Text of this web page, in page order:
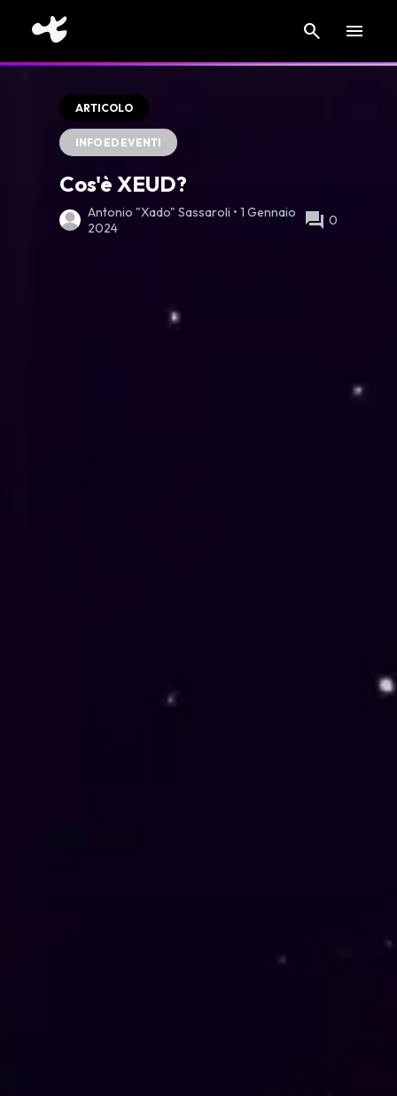
search menu
ARTICOLO
INFO ED EVENTI
Cos'è XEUD?
Antonio "Xado" Sassaroli • 1 Gennaio
2024
forum 0